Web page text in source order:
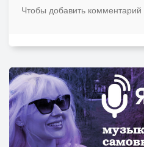
Чтобы добавить комментарий